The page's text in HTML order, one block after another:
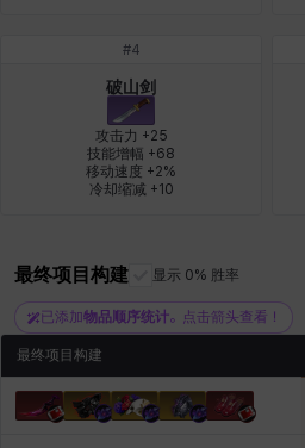
费利克斯
阿迪娜
#4
破山剑
攻击力 +25
技能增幅 +68
移动速度 +2%
冷却缩减 +10
最终项目构建 显示 0% 胜率
已添加物品顺序统计。点击箭头查看！
最终项目构建